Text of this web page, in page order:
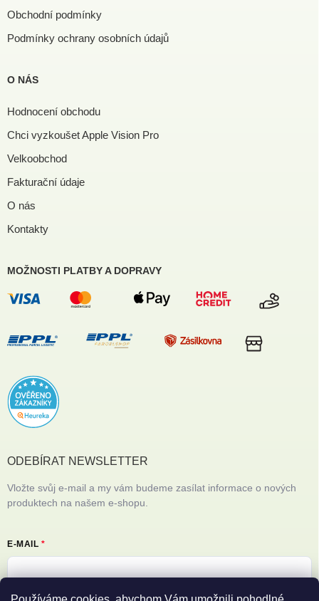
Obchodní podmínky
Podmínky ochrany osobních údajů
O NÁS
Hodnocení obchodu
Chci vyzkoušet Apple Vision Pro
Velkoobchod
Fakturační údaje
O nás
Kontakty
MOŽNOSTI PLATBY A DOPRAVY
ODEBÍRAT NEWSLETTER
Vložte svůj e-mail a my vám budeme zasílat informace o nových
produktech na našem e-shopu.
E-MAIL